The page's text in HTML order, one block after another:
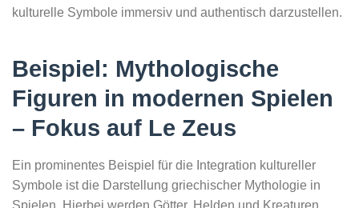
kulturelle Symbole immersiv und authentisch darzustellen.
Beispiel: Mythologische
Figuren in modernen Spielen
– Fokus auf Le Zeus
Ein prominentes Beispiel für die Integration kultureller
Symbole ist die Darstellung griechischer Mythologie in
Spielen. Hierbei werden Götter, Helden und Kreaturen